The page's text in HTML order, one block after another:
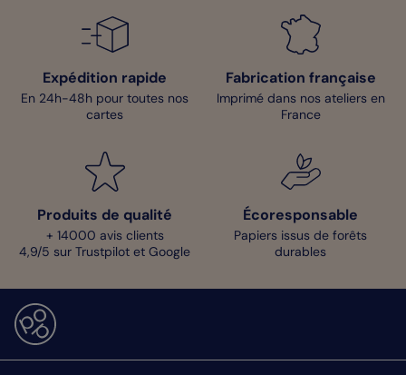
Expédition rapide
En 24h-48h pour toutes nos
cartes
Fabrication française
Imprimé dans nos ateliers en
France
Produits de qualité
+ 14000 avis clients
4,9/5 sur Trustpilot et Google
Écoresponsable
Papiers issus de forêts
durables